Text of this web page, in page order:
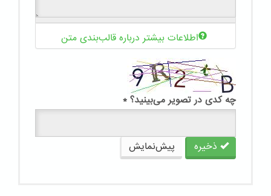
اطلاعات بیشتر درباره قالب‌بندی متن
چه کدی در تصویر می‌بینید؟ *
ذخیره پیش‌نمایش